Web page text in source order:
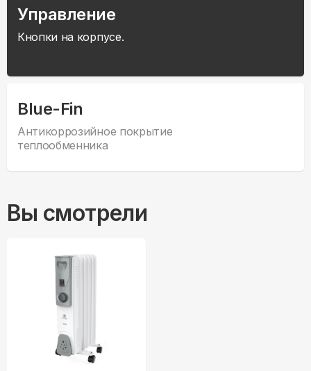
Управление
Кнопки на корпусе.
Blue-Fin
Антикоррозийное покрытие
теплообменника
Вы смотрели